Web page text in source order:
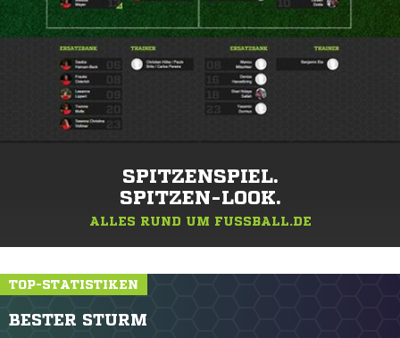
SPITZENSPIEL.
SPITZEN-LOOK.
ALLES RUND UM FUSSBALL.DE
TOP-STATISTIKEN
BESTER STURM